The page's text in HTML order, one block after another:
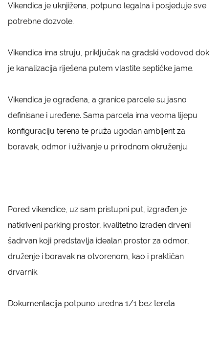
Vikendica je uknjižena, potpuno legalna i posjeduje sve
potrebne dozvole.
Vikendica ima struju, priključak na gradski vodovod dok
je kanalizacija riješena putem vlastite septičke jame.
Vikendica je ograđena, a granice parcele su jasno
definisane i uređene. Sama parcela ima veoma lijepu
konfiguraciju terena te pruža ugodan ambijent za
boravak, odmor i uživanje u prirodnom okruženju.
Pored vikendice, uz sam pristupni put, izgrađen je
natkriveni parking prostor, kvalitetno izrađen drveni
šadrvan koji predstavlja idealan prostor za odmor,
druženje i boravak na otvorenom, kao i praktičan
drvarnik.
Dokumentacija potpuno uredna 1/1 bez tereta